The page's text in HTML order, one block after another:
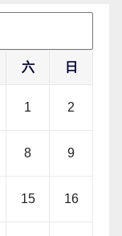
六 日
1 2
8 9
15 16